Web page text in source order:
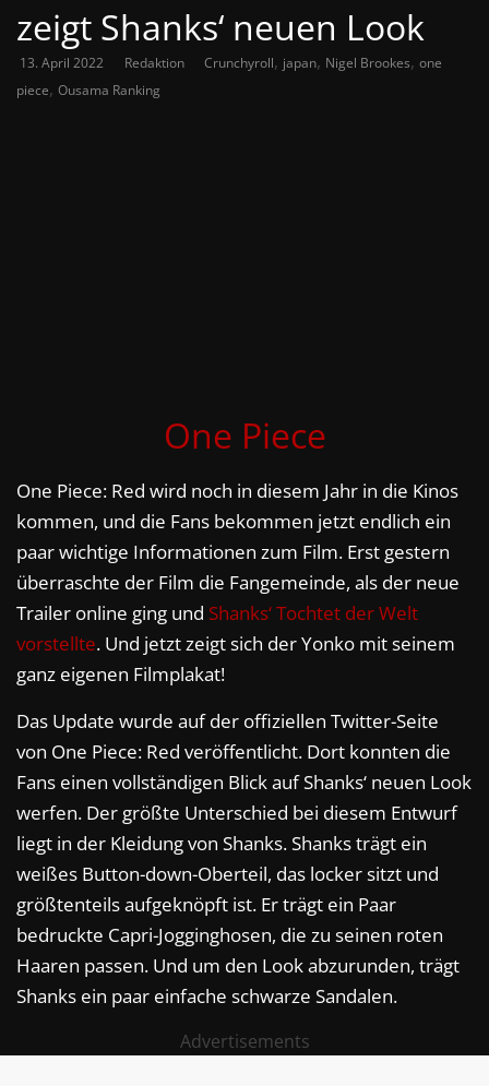
zeigt Shanks‘ neuen Look
13. April 2022 Redaktion Crunchyroll, japan, Nigel Brookes, one
piece, Ousama Ranking
One Piece
One Piece: Red wird noch in diesem Jahr in die Kinos
kommen, und die Fans bekommen jetzt endlich ein
paar wichtige Informationen zum Film. Erst gestern
überraschte der Film die Fangemeinde, als der neue
Trailer online ging und Shanks‘ Tochtet der Welt
vorstellte. Und jetzt zeigt sich der Yonko mit seinem
ganz eigenen Filmplakat!
Das Update wurde auf der offiziellen Twitter-Seite
von One Piece: Red veröffentlicht. Dort konnten die
Fans einen vollständigen Blick auf Shanks‘ neuen Look
werfen. Der größte Unterschied bei diesem Entwurf
liegt in der Kleidung von Shanks. Shanks trägt ein
weißes Button-down-Oberteil, das locker sitzt und
größtenteils aufgeknöpft ist. Er trägt ein Paar
bedruckte Capri-Jogginghosen, die zu seinen roten
Haaren passen. Und um den Look abzurunden, trägt
Shanks ein paar einfache schwarze Sandalen.
Advertisements